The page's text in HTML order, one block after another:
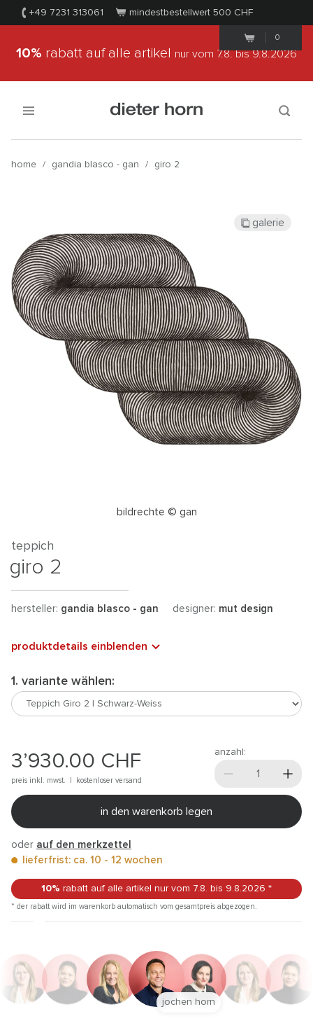
+49 7231 313061 mindestbestellwert 500 CHF
0
10% rabatt auf alle artikel nur vom 7.8.bis 9.8.2026
home / gandia blasco - gan / giro 2
bildrechte © gan
galerie
teppich
giro 2
hersteller: gandia blasco - gan designer: mut design
produktdetails einblenden
1. variante wählen:
3’930.00 CHF
preis inkl. mwst. | kostenloser versand
anzahl:
in den warenkorb legen
oder auf den merkzettel
lieferfrist: ca. 10 - 12 wochen
10% rabatt auf alle artikel nur vom 7.8. bis 9.8.2026 *
* der rabatt wird im warenkorb automatisch vom gesamtpreis abgezogen.
jochen horn